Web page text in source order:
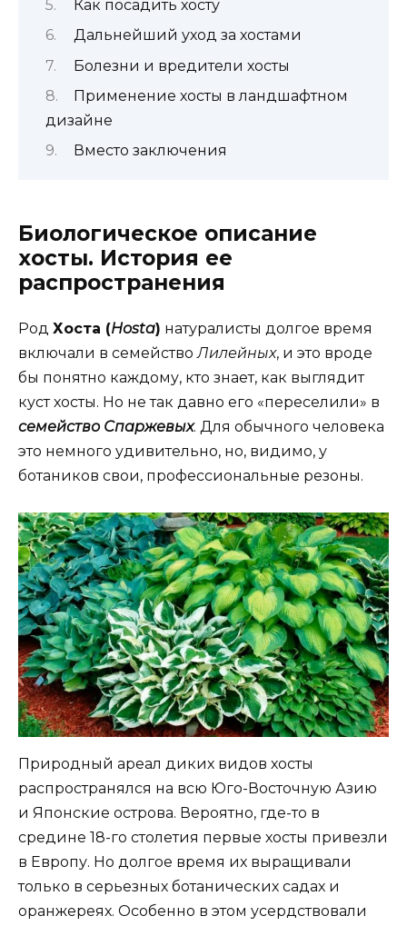
Как посадить хосту
Дальнейший уход за хостами
Болезни и вредители хосты
Применение хосты в ландшафтном
дизайне
Вместо заключения
Биологическое описание
хосты. История ее
распространения
Род Хоста (Hоsta) натуралисты долгое время
включали в семейство Лилейных, и это вроде
бы понятно каждому, кто знает, как выглядит
куст хосты. Но не так давно его «переселили» в
семейство Спаржевых. Для обычного человека
это немного удивительно, но, видимо, у
ботаников свои, профессиональные резоны.
Природный ареал диких видов хосты
распространялся на всю Юго-Восточную Азию
и Японские острова. Вероятно, где-то в
средине 18-го столетия первые хосты привезли
в Европу. Но долгое время их выращивали
только в серьезных ботанических садах и
оранжереях. Особенно в этом усердствовали